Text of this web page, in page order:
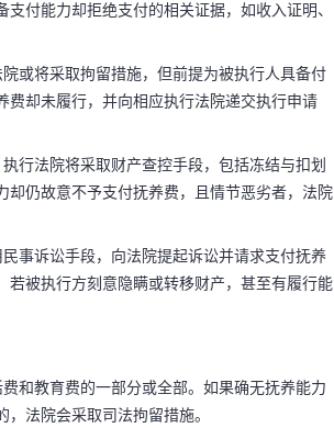
付能力却拒绝支付的相关证据，如收入证明、
或将采取拘留措施，但前提为被执行人具备付
却未履行，并向相应执行法院递交执行申请
行法院将采取财产查控手段，包括冻结与扣划
仍故意不予支付抚养费，且情节恶劣者，法院
事诉讼手段，向法院提起诉讼并请求支付抚养
被执行方刻意隐瞒或转移财产，甚至有履行能
和教育费的一部分或全部。如果确无抚养能力
法院会采取司法拘留措施。